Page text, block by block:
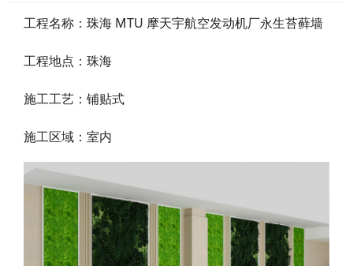
工程名称：珠海 MTU 摩天宇‌航空发动机厂永生苔藓墙
工程地点：珠海
施工工艺：铺贴式
施工区域：室内